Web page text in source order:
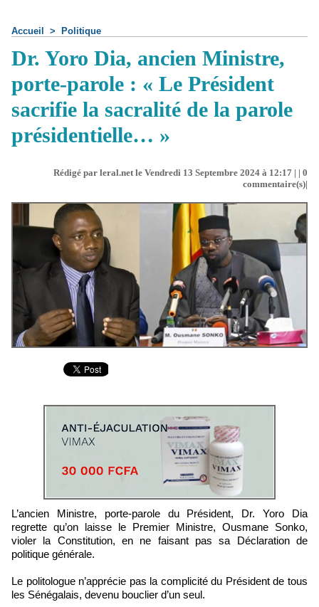
Accueil > Politique
Dr. Yoro Dia, ancien Ministre,
porte-parole : « Le Président
sacrifie la sacralité de la parole
présidentielle… »
Rédigé par leral.net le Vendredi 13 Septembre 2024 à 12:17 | | 0
commentaire(s)|
L’ancien Ministre, porte-parole du Président, Dr. Yoro Dia
regrette qu’on laisse le Premier Ministre, Ousmane Sonko,
violer la Constitution, en ne faisant pas sa Déclaration de
politique générale.
Le politologue n’apprécie pas la complicité du Président de tous
les Sénégalais, devenu bouclier d’un seul.